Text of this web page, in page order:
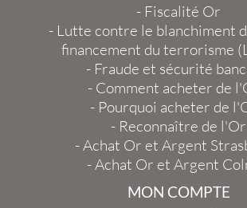
- Fiscalité Or
- Lutte contre le blanchiment
financement du terrorisme
- Fraude et sécurité
- Comment acheter de
- Pourquoi acheter de
- Reconnaître de l'Or
-Achat Or et Argent
-Achat Or et Argent
MON COMPTE